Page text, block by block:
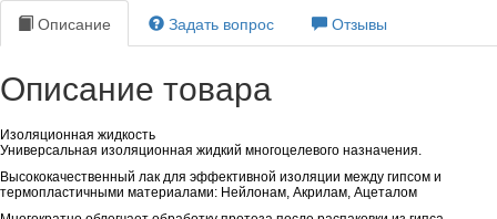
Описание
Задать вопрос Отзывы
Описание товара
Изоляционная жидкость
Универсальная изоляционная жидкий многоцелевого назначения.
Высококачественный лак для эффективной изоляции между гипсом и
термопластичными материалами: Нейлонам, Акрилам, Ацеталом